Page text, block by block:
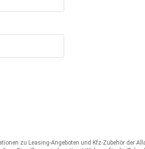
zu Leasing-Angeboten und Kfz-Zubehör der